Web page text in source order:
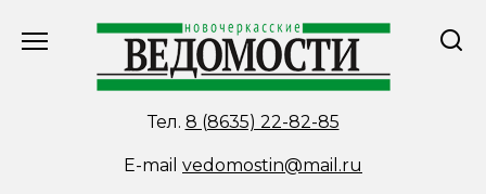
Тел. 8 (8635) 22-82-85
E-mail vedomostin@mail.ru